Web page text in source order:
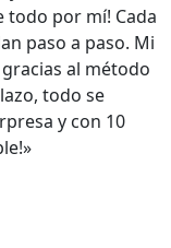
todo por mí! Cada
paso a paso. Mi
al método
todo se
y con 10